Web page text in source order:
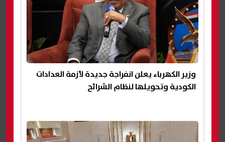
وزير الكهرباء يعلن انفراجة جديدة لأزمة العدادات
الكودية وتحويلها لنظام الشرائح